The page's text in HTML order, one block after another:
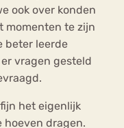
ook over konden
momenten te zijn
beter leerde
vragen gesteld
het eigenlijk
hoeven dragen.